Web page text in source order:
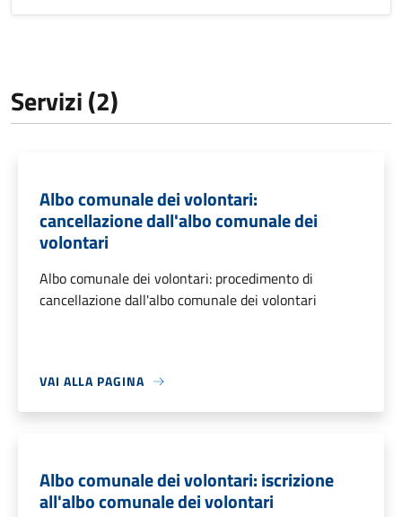
Servizi (2)
Albo comunale dei volontari:
cancellazione dall'albo comunale dei
volontari
Albo comunale dei volontari: procedimento di
cancellazione dall'albo comunale dei volontari
VAI ALLA PAGINA
Albo comunale dei volontari: iscrizione
all'albo comunale dei volontari